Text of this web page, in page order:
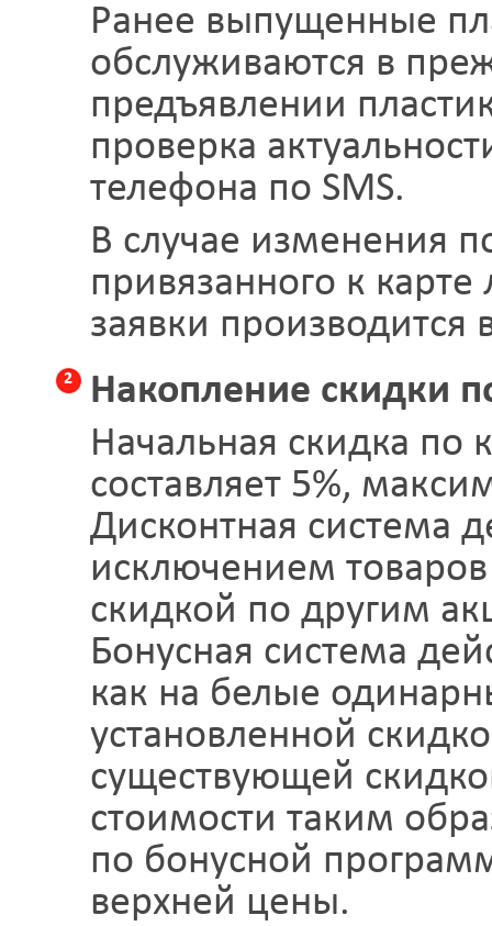
Ранее выпущенные
обслуживаются в
предъявлении
проверка
телефона по SMS.
В случае изменения
привязанного к
заявки производится
2
Накопление скидки
Начальная скидка по
составляет 5%,
Дисконтная система
исключением
скидкой по другим
Бонусная система
как на белые
установленной
существующей
стоимости таким
по бонусной
верхней цены.